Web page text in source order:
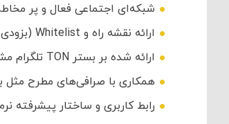
شبکه‌ای اجتماعی فعال و پر
ارائه نقشه راه و Whitelist (بزودی-درج شده در سایت)
ارائه شده بر بستر TON تلگرام مشابه نات‌کوین
همکاری با صرافی‌های مطرح
رابط کاربری و ساختار پیشرفته